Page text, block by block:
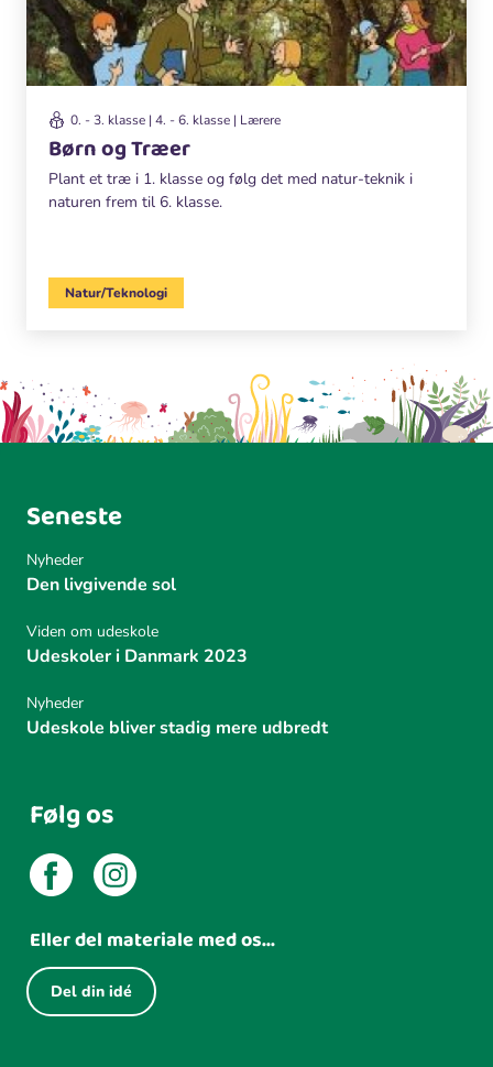
0. - 3. klasse | 4. - 6. klasse | Lærere
Børn og Træer
Plant et træ i 1. klasse og følg det med natur-teknik i
naturen frem til 6. klasse.
Natur/Teknologi
Seneste
Nyheder
Den livgivende sol
Viden om udeskole
Udeskoler i Danmark 2023
Nyheder
Udeskole bliver stadig mere udbredt
Følg os
Eller del materiale med os...
Del din idé